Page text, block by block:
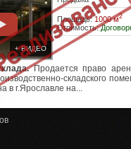
+ ВИДЕО
Площадь:1000 м2
Стоимость:
Продается право
складского
в г.Ярославле на...